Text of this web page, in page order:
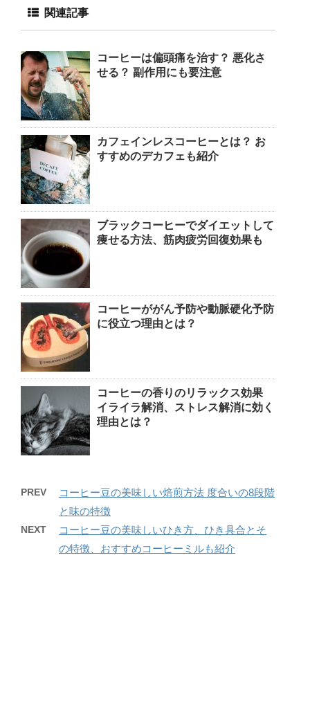
関連記事
コーヒーは偏頭痛を治す？ 悪化さ
せる？ 副作用にも要注意
カフェインレスコーヒーとは？ お
すすめのデカフェも紹介
ブラックコーヒーでダイエットして
痩せる方法、筋肉疲労回復効果も
コーヒーががん予防や動脈硬化予防
に役立つ理由とは？
コーヒーの香りのリラックス効果
イライラ解消、ストレス解消に効く
理由とは？
PREV
コーヒー豆の美味しい焙煎方法 度合いの8段階
と味の特徴
NEXT
コーヒー豆の美味しいひき方、ひき具合とそ
の特徴、おすすめコーヒーミルも紹介